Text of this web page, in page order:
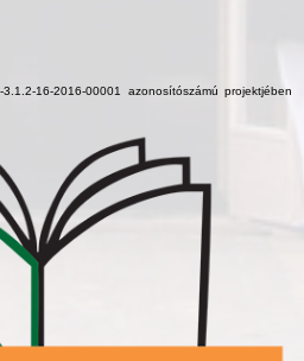
16-2016-00001 azonosítószámú projektjében